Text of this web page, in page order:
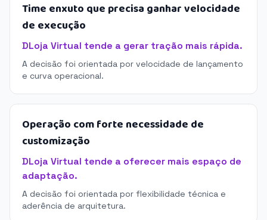
Time enxuto que precisa ganhar velocidade
de execução
DLoja Virtual tende a gerar tração mais rápida.
A decisão foi orientada por velocidade de lançamento
e curva operacional.
Operação com forte necessidade de
customização
DLoja Virtual tende a oferecer mais espaço de
adaptação.
A decisão foi orientada por flexibilidade técnica e
aderência de arquitetura.